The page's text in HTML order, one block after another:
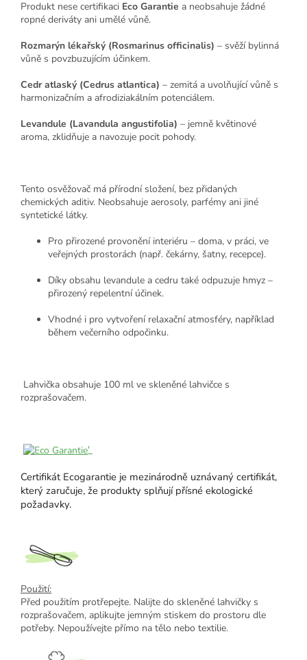
Produkt nese certifikaci Eco Garantie a neobsahuje žádné
ropné deriváty ani umělé vůně.
Rozmarýn lékařský (Rosmarinus officinalis) – svěží bylinná
vůně s povzbuzujícím účinkem.
Cedr atlaský (Cedrus atlantica) – zemitá a uvolňující vůně s
harmonizačním a afrodiziakálním potenciálem.
Levandule (Lavandula angustifolia) – jemně květinové
aroma, zklidňuje a navozuje pocit pohody.
Tento osvěžovač má přírodní složení, bez přidaných
chemických aditiv. Neobsahuje aerosoly, parfémy ani jiné
syntetické látky.
Pro přirozené provonění interiéru – doma, v práci, ve
veřejných prostorách (např. čekárny, šatny, recepce).
Díky obsahu levandule a cedru také odpuzuje hmyz –
přirozený repelentní účinek.
Vhodné i pro vytvoření relaxační atmosféry, například
během večerního odpočinku.
Lahvička obsahuje 100 ml ve skleněné lahvičce s
rozprašovačem.
'
Certifikát Ecogarantie je mezinárodně uznávaný certifikát,
který zaručuje, že produkty splňují přísné ekologické
požadavky.
Použití:
Před použitím protřepejte. Nalijte do skleněné lahvičky s
rozprašovačem, aplikujte jemným stiskem do prostoru dle
potřeby. Nepoužívejte přímo na tělo nebo textilie.